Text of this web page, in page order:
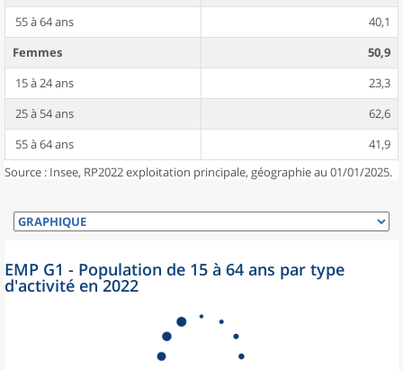
55 à 64 ans
40,1
Femmes
50,9
15 à 24 ans
23,3
25 à 54 ans
62,6
55 à 64 ans
41,9
Source : Insee, RP2022 exploitation principale, géographie au 01/01/2025.
EMP G1 - Population de 15 à 64 ans par type
d'activité en 2022